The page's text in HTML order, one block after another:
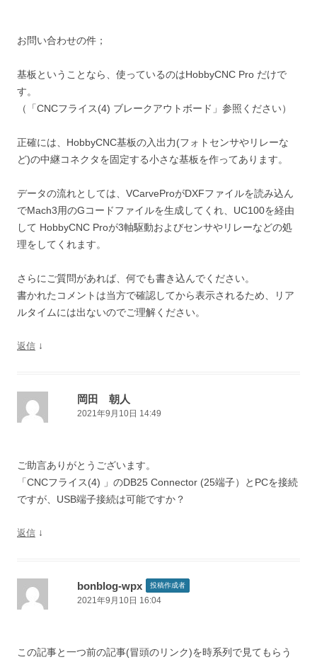
お問い合わせの件；
基板ということなら、使っているのはHobbyCNC Pro だけで
す。
（「CNCフライス(4) ブレークアウトボード」参照ください）
正確には、HobbyCNC基板の入出力(フォトセンサやリレーな
ど)の中継コネクタを固定する小さな基板を作ってあります。
データの流れとしては、VCarveProがDXFファイルを読み込ん
でMach3用のGコードファイルを生成してくれ、UC100を経由
して HobbyCNC Proが3軸駆動およびセンサやリレーなどの処
理をしてくれます。
さらにご質問があれば、何でも書き込んでください。
書かれたコメントは当方で確認してから表示されるため、リア
ルタイムには出ないのでご理解ください。
返信 ↓
岡田 朝人
2021年9月10日 14:49
ご助言ありがとうございます。
「CNCフライス(4) 」のDB25 Connector (25端子）とPCを接続
ですが、USB端子接続は可能ですか？
返信 ↓
bonblog-wpx 投稿作成者
2021年9月10日 16:04
この記事と一つ前の記事(冒頭のリンク)を時系列で見てもらう